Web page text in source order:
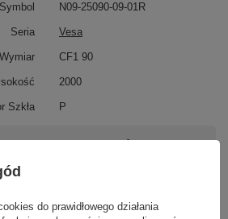
Symbol N09-25090-09-01R
Seria Vesa
Wymiar CF1 90
2000
Szkła P
Masz pytania?
niezwłocznie,
publikując
do prawidłowego działania